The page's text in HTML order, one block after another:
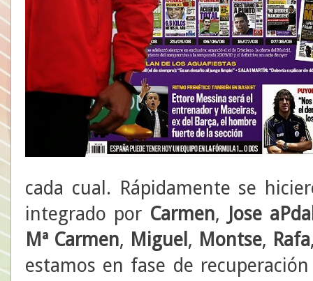
cada cual. Rápidamente se
integrado por Carmen,
Jose
Mª Carmen, Miguel , Montse, Rafa
estamos en fase de